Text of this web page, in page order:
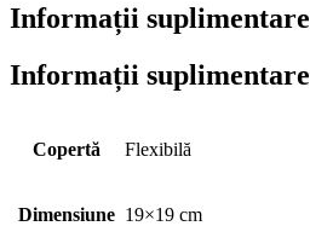
Informații suplimentare
Informații suplimentare
Copertă Flexibilă
Dimensiune 19×19 cm